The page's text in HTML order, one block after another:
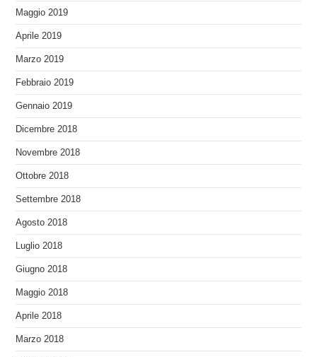
Maggio 2019
Aprile 2019
Marzo 2019
Febbraio 2019
Gennaio 2019
Dicembre 2018
Novembre 2018
Ottobre 2018
Settembre 2018
Agosto 2018
Luglio 2018
Giugno 2018
Maggio 2018
Aprile 2018
Marzo 2018